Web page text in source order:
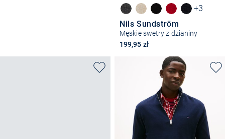
+3
Nils Sundström
Męskie swetry z dzianiny
199,95 zł